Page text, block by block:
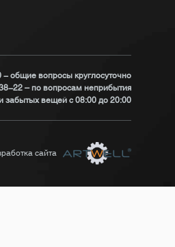
общие вопросы круглосуточно
22 – по вопросам неприбытия
забытых вещей с 08:00 до 20:00
сайта